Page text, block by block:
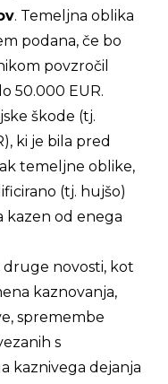
. Temeljna oblika
podana, če bo
povzročil
50.000 EUR.
škode (tj.
ki je bila pred
temeljne oblike,
(tj. hujšo)
kazen od enega
novosti, kot
kaznovanja,
spremembe
s
kaznivega dejanja